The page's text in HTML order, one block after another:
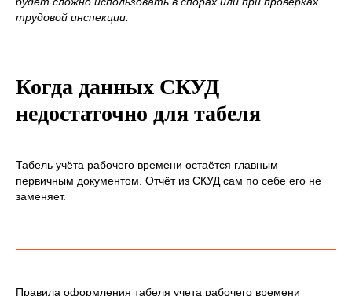
трудовой инспекции.
Когда данных СКУД
недостаточно для табеля
Табель учёта рабочего времени остаётся главным
первичным документом. Отчёт из СКУД сам по себе его не
заменяет.
Правила оформления табеля учета рабочего времени